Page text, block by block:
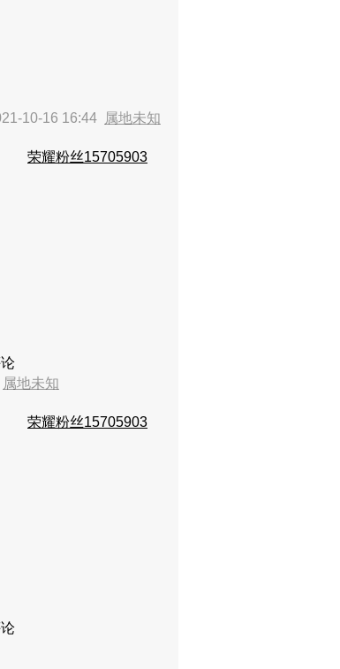
10-16 16:44 属地未知
荣耀粉丝15705903
属地未知
荣耀粉丝15705903